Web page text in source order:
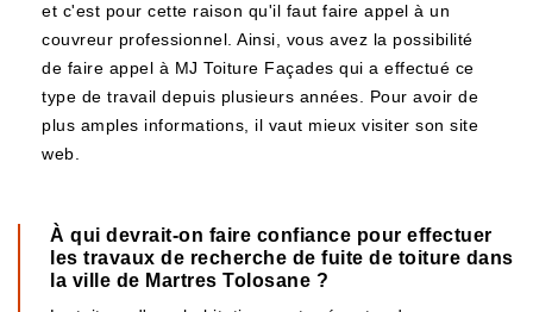
et c'est pour cette raison qu'il faut faire appel à un
couvreur professionnel. Ainsi, vous avez la possibilité
de faire appel à MJ Toiture Façades qui a effectué ce
type de travail depuis plusieurs années. Pour avoir de
plus amples informations, il vaut mieux visiter son site
web.
À qui devrait-on faire confiance pour effectuer
les travaux de recherche de fuite de toiture dans
la ville de Martres Tolosane ?